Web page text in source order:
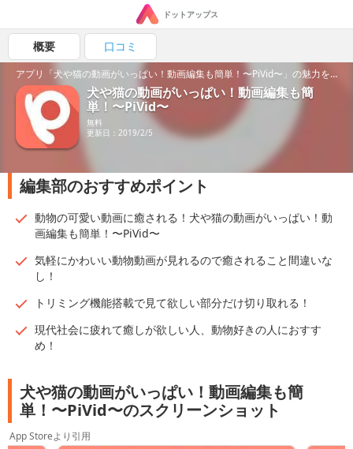
ドットアップス
概要 口コミ
アプリ「犬や猫の動画がいっぱい！動画編集も簡単！〜PiVid〜」の魅力を紹介！
犬や猫の動画がいっぱい！動画編集も簡
単！〜PiVid〜
無料
更新日：2019/2/5
編集部のおすすめポイント
動物の可愛い動画に癒される！犬や猫の動画がいっぱい！動
画編集も簡単！〜PiVid〜
気軽にかわいい動物動画が見れるので癒されること間違いな
し！
トリミング機能搭載で見て欲しい部分だけ切り取れる！
現代社会に疲れて癒しが欲しい人、動物好きの人におすす
め！
犬や猫の動画がいっぱい！動画編集も簡
単！〜PiVid〜のスクリーンショット
App Storeより引用